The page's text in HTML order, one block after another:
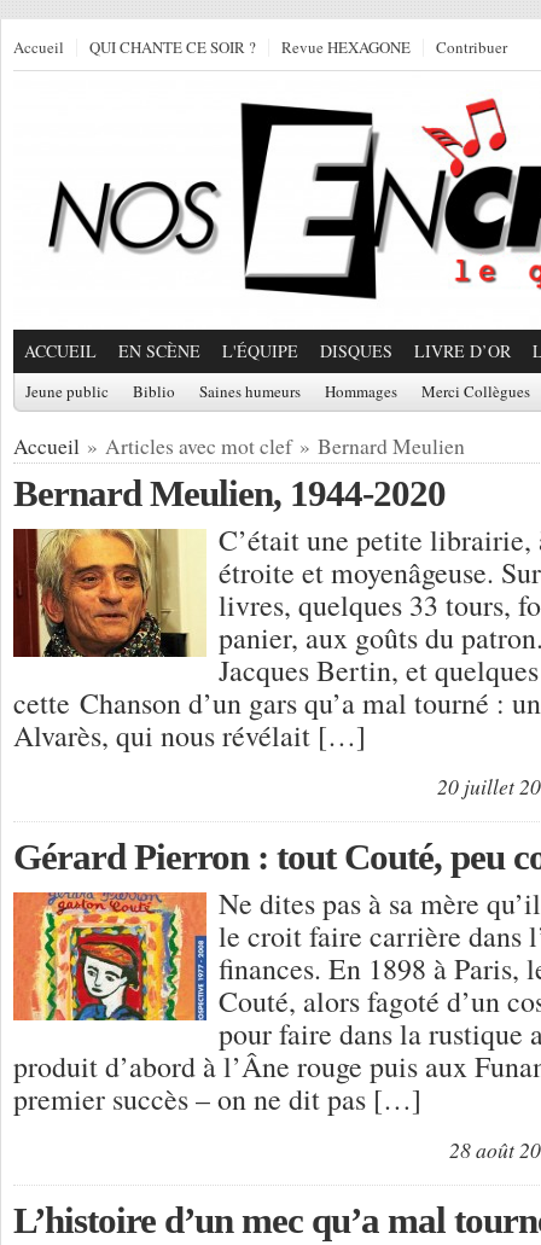
Accueil QUI CHANTE CE SOIR ? Revue HEXAGONE Contribuer
ACCUEIL EN SCÈNE L'ÉQUIPE DISQUES LIVRE D’OR
Jeune public Biblio Saines humeurs Hommages Merci Collègues
Accueil » Articles avec mot clef » Bernard Meulien
Bernard Meulien, 1944-2020
C’était une petite librairie,
étroite et moyenâgeuse.
livres, quelques 33 tours,
panier, aux goûts du
Jacques Bertin, et
cette Chanson d’un gars qu’a mal tourné :
Alvarès, qui nous révélait […]
20 juillet
Gérard Pierron : tout Couté, peu
Ne dites pas à sa mère
le croit faire carrière dans
finances. En 1898 à Paris,
Couté, alors fagoté d’un
pour faire dans la rustique
produit d’abord à l’Âne rouge puis aux
premier succès – on ne dit pas […]
28 août
L’histoire d’un mec qu’a mal